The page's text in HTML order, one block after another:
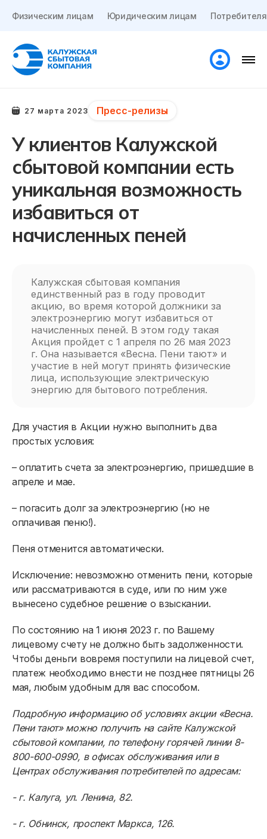
Физическим лицам Юридическим лицам
27 марта 2023 Пресс-релизы
У клиентов Калужской
сбытовой компании есть
уникальная возможность
избавиться от
начисленных пеней
Калужская сбытовая компания
единственный раз в году проводит
акцию, во время которой должники за
электроэнергию могут избавиться от
начисленных пеней. В этом году такая
Акция пройдет с 1 апреля по 26 мая 2023
г. Она называется «Весна. Пени тают» и
участие в ней могут принять физические
лица, использующие электрическую
энергию для бытового потребления.
Для участия в Акции нужно выполнить два
простых условия:
– оплатить счета за электроэнергию, пришедшие в
апреле и мае.
– погасить долг за электроэнергию (но не
оплачивая пеню!).
Пеня отменится автоматически.
Исключение: невозможно отменить пени, которые
или рассматриваются в суде, или по ним уже
вынесено судебное решение о взыскании.
По состоянию на 1 июня 2023 г. по Вашему
лицевому счету не должно быть задолженности.
Чтобы деньги вовремя поступили на лицевой счет,
платеж необходимо внести не позднее пятницы 26
мая, любым удобным для вас способом.
Подробную информацию об условиях акции «Весна.
Пени тают» можно получить на сайте Калужской
сбытовой компании, по телефону горячей линии 8-
800-600-0990, в офисах обслуживания или в
Центрах обслуживания потребителей по адресам:
- г. Калуга, ул. Ленина, 82.
- г. Обнинск, проспект Маркса, 126.
Физическим лицам
Договор энергоснабжения
Расчёты и оплата
Должникам
Онлайн-сервисы
Полезное